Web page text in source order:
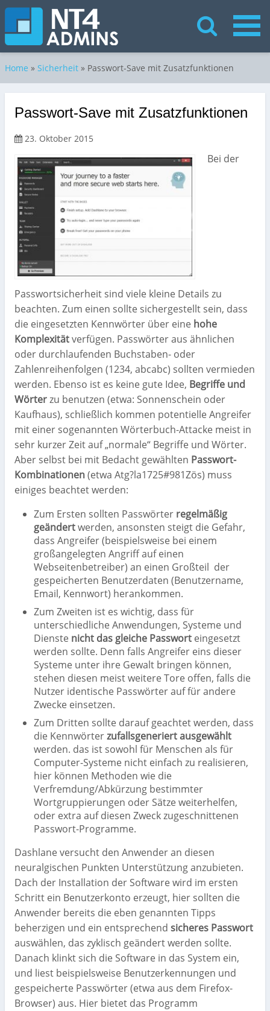
Home » Sicherheit » Passwort-Save mit Zusatzfunktionen
Passwort-Save mit Zusatzfunktionen
23. Oktober 2015
Bei der
Passwortsicherheit sind viele kleine Details zu
beachten. Zum einen sollte sichergestellt sein, dass
die eingesetzten Kennwörter über eine hohe
Komplexitätverfügen. Passwörter aus ähnlichen
oder durchlaufenden Buchstaben- oder
Zahlenreihenfolgen (1234, abcabc) sollten vermieden
werden. Ebenso ist es keine gute Idee, Begriffe und
Wörterzu benutzen (etwa: Sonnenschein oder
Kaufhaus), schließlich kommen potentielle Angreifer
mit einer sogenannten Wörterbuch-Attacke meist in
sehr kurzer Zeit auf „normale“ Begriffe und Wörter.
Aber selbst bei mit Bedacht gewählten Passwort-
Kombinationen(etwa Atg?la1725#981Zös) muss
einiges beachtet werden:
Zum Ersten sollten Passwörter regelmäßig
geändertwerden, ansonsten steigt die Gefahr,
dass Angreifer (beispielsweise bei einem
großangelegten Angriff auf einen
Webseitenbetreiber) an einen Großteil der
gespeicherten Benutzerdaten (Benutzername,
Email, Kennwort) herankommen.
Zum Zweiten ist es wichtig, dass für
unterschiedliche Anwendungen, Systeme und
Dienste nicht das gleiche Passwort eingesetzt
werden sollte. Denn falls Angreifer eins dieser
Systeme unter ihre Gewalt bringen können,
stehen diesen meist weitere Tore offen, falls die
Nutzer identische Passwörter auf für andere
Zwecke einsetzen.
Zum Dritten sollte darauf geachtet werden, dass
die Kennwörterzufallsgeneriert ausgewählt
werden. das ist sowohl für Menschen als für
Computer-Systeme nicht einfach zu realisieren,
hier können Methoden wie die
Verfremdung/Abkürzung bestimmter
Wortgruppierungen oder Sätze weiterhelfen,
oder extra auf diesen Zweck zugeschnittenen
Passwort-Programme.
Dashlane versucht den Anwender an diesen
neuralgischen Punkten Unterstützung anzubieten.
Dach der Installation der Software wird im ersten
Schritt ein Benutzerkonto erzeugt, hier sollten die
Anwender bereits die eben genannten Tipps
beherzigen und ein entsprechend sicheres Passwort
auswählen, das zyklisch geändert werden sollte.
Danach klinkt sich die Software in das System ein,
und liest beispielsweise Benutzerkennungen und
gespeicherte Passwörter (etwa aus dem Firefox-
Browser) aus. Hier bietet das Programm